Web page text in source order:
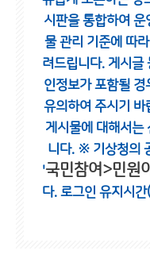
시판을 통합하여 운
물 관리 기준에 따
려드립니다. 게시글
인정보가 포함될 경
유의하여 주시기 바
게시물에 대해서는
니다. ※ 기상청의
'국민참여>민원
다. 로그인 유지시